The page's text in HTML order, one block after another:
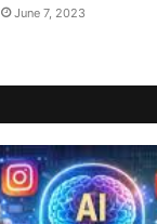
June 7, 2023